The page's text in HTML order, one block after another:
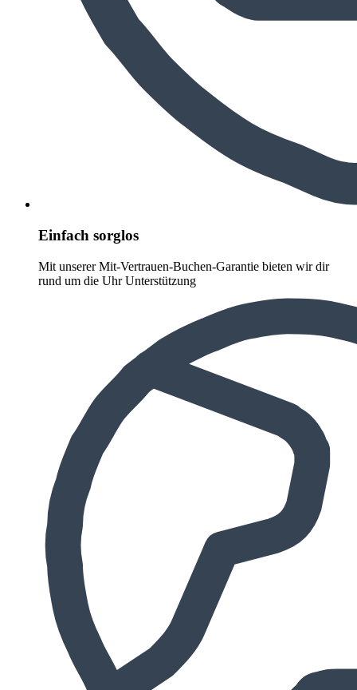
Einfach sorglos
Mit unserer Mit-Vertrauen-Buchen-Garantie bieten wir dir
rund um die Uhr Unterstützung